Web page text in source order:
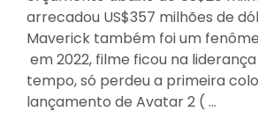
arrecadou US$357 milhões de
Maverick também foi um
em 2022, filme ficou na
tempo, só perdeu a primeira
lançamento de Avatar 2 ( …